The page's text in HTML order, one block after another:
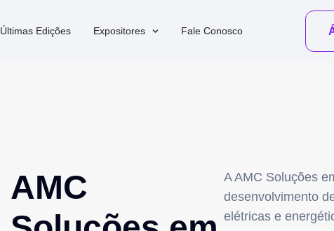
Últimas Edições Expositores Fale Conosco
AMC
A AMC Soluções
desenvolvimento
elétricas e